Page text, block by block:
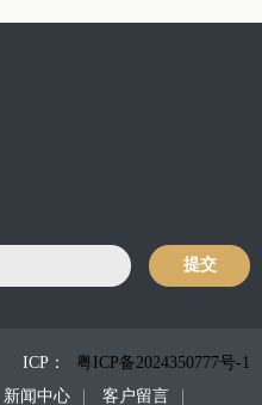
提交
ICP：
粤ICP备2024350777号-1
新闻中心 客户留言